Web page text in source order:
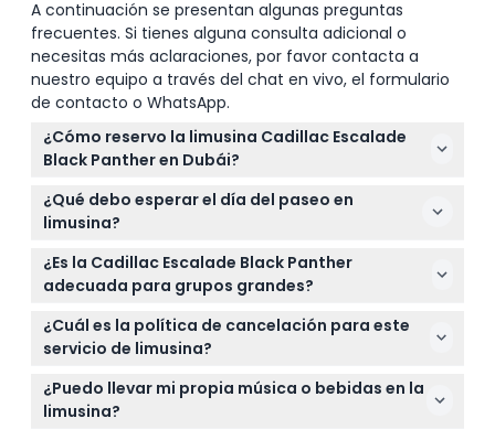
A continuación se presentan algunas preguntas
frecuentes. Si tienes alguna consulta adicional o
necesitas más aclaraciones, por favor contacta a
nuestro equipo a través del chat en vivo, el formulario
de contacto o WhatsApp.
¿Cómo reservo la limusina Cadillac Escalade
Black Panther en Dubái?
Puede reservar fácilmente la limusina Cadillac
Escalade Black Panther en línea aquí mismo en
fecha y verifique la disponibilidad durante el
proceso de reserva.
¿Qué debo esperar el día del paseo en
limusina?
El día señalado, su chófer llegará al lugar acordado
para recogerlo en la lujosa Cadillac Escalade Black
Panther. Disfrute de asientos de cuero premium, un
bar de refrescos abastecido y un sistema de sonido
e iluminación de primera durante todo el viaje.
¿Es la Cadillac Escalade Black Panther
adecuada para grupos grandes?
¡Sí! Esta limusina puede acomodar cómodamente
hasta 20 pasajeros, lo que la hace perfecta para
especiales con un grupo grande.
¿Cuál es la política de cancelación para este
servicio de limusina?
Puede cancelar hasta 24 horas antes para obtener
un reembolso, menos cualquier cargo por
¿Puedo llevar mi propia música o bebidas en la
limusina?